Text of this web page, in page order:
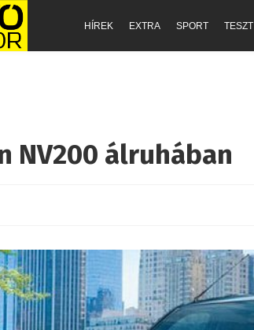
HÍREK EXTRA SPORT TESZT
NV200 álruhában